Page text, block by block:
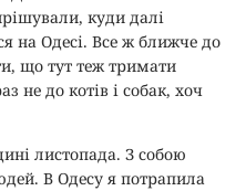
куди далі
на Одесі. Все ж ближче до
що тут теж тримати
не до котів і собак, хоч
листопада. З собою
В Одесу я потрапила